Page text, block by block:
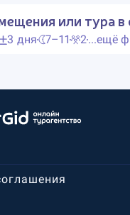
или тура в
3 дня 7–11 2...ещё